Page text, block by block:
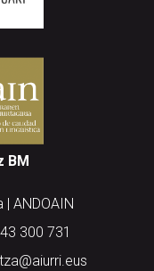
BM
ANDOAIN
300 731